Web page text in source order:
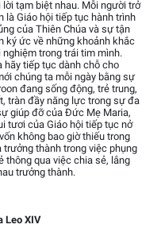
tạm biệt nhau. Mỗi người trở
là Giáo hội tiếp tục hành trình
của Thiên Chúa và sự tận
ký ức về những khoảnh khắc
trong trái tim mình.
hãy tiếp tục dành chỗ cho
chúng ta mỗi ngày bằng sự
đang sống động, trẻ trung,
tràn đầy năng lực trong sự đa
giúp đỡ của Đức Mẹ Maria,
tươi của Giáo hội tiếp tục nở
không bao giờ thiếu trong
thành trong việc phụng
thông qua việc chia sẻ, lắng
trưởng thành.
Leo XIV